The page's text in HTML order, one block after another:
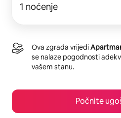
1 noćenje
Ova zgrada vrijedi
se nalaze pogodnosti
vašem stanu.
Počnite